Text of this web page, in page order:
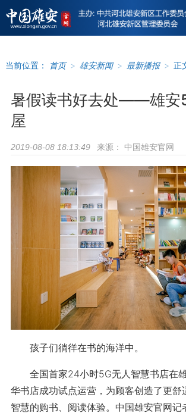
当前位置： 首页 > 雄安新闻 > 最新播报 > 正
暑假读书好去处——雄安
屋
2019-08-08 18:13:49 来源： 中国雄安官网
孩子们徜徉在书的海洋中。
全国首家24小时5G无人智慧书店在
华书店成功试点运营，为顾客创造了更舒
智慧的购书、阅读体验。中国雄安官网记